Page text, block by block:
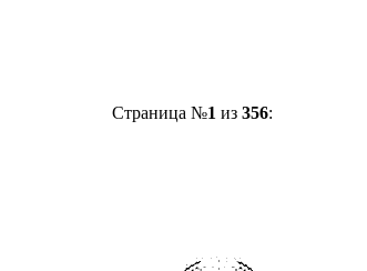
Страница №1 из 356: